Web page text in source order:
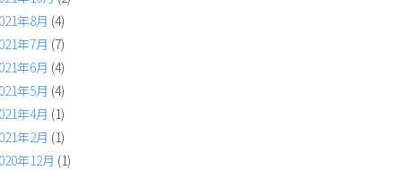
年8月 (4)
年7月 (7)
年6月 (4)
年5月 (4)
年4月 (1)
年2月 (1)
年12月 (1)